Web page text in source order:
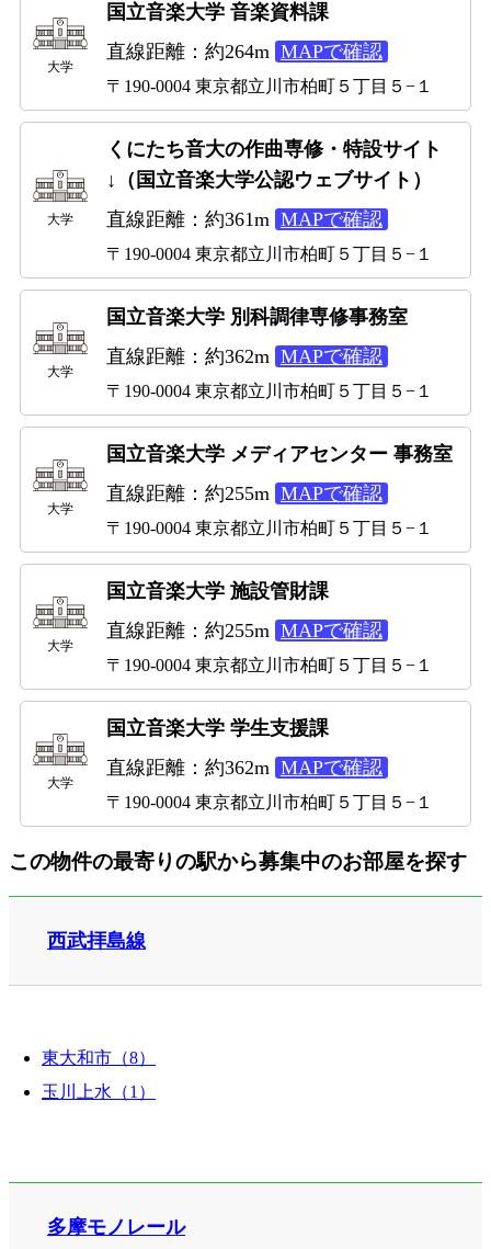
大学
国立音楽大学 音楽資料課
直線距離：約264m MAPで確認
〒190-0004 東京都立川市柏町５丁目５−１
大学
くにたち音大の作曲専修・特設サイト
↓（国立音楽大学公認ウェブサイト）
直線距離：約361m MAPで確認
〒190-0004 東京都立川市柏町５丁目５−１
大学
国立音楽大学 別科調律専修事務室
直線距離：約362m MAPで確認
〒190-0004 東京都立川市柏町５丁目５−１
大学
国立音楽大学 メディアセンター 事務室
直線距離：約255m MAPで確認
〒190-0004 東京都立川市柏町５丁目５−１
大学
国立音楽大学 施設管財課
直線距離：約255m MAPで確認
〒190-0004 東京都立川市柏町５丁目５−１
大学
国立音楽大学 学生支援課
直線距離：約362m MAPで確認
〒190-0004 東京都立川市柏町５丁目５−１
この物件の最寄りの駅から募集中のお部屋を探す
西武拝島線
東大和市（8）
玉川上水（1）
多摩モノレール